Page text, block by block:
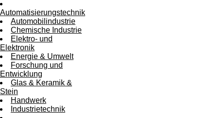
Automatisierungstechnik
Automobilindustrie
Chemische Industrie
Elektro- und
Elektronik
Energie & Umwelt
Forschung und
Entwicklung
Glas & Keramik &
Stein
Handwerk
Industrietechnik